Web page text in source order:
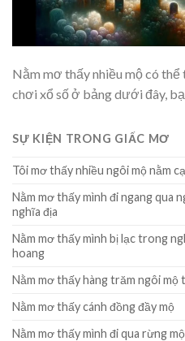
Nằm mơ thấy nhiều mộ có thể
chơi xổ số ở bảng dưới đây,
SỰ KIỆN TRONG GIẤC MƠ
Tôi mơ thấy nhiều ngôi mộ nằm
Nằm mơ thấy mình đi ngang qua
nghĩa địa
Nằm mơ thấy mình bị lạc trong
hoang
Nằm mơ thấy hàng trăm ngôi mộ
Nằm mơ thấy cánh đồng đầy mộ
Nằm mơ thấy mình đi qua rừng